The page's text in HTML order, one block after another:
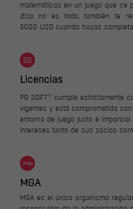
matemáticas en un juego que se
¡Eso no es todo, también te
5000 USD cuando hayas
Licencias
PG SOFT® cumple estrictamente
vigentes y está comprometida
entorno de juego justo e
intereses tanto de sus socios
MGA
MGA es el único organismo